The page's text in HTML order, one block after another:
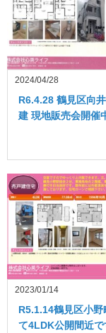
2024/04/28
R6.4.28 鶴見区向
建 現地販売会開催
2023/01/14
R5.1.14鶴見区小野
て4LDK公開間近で